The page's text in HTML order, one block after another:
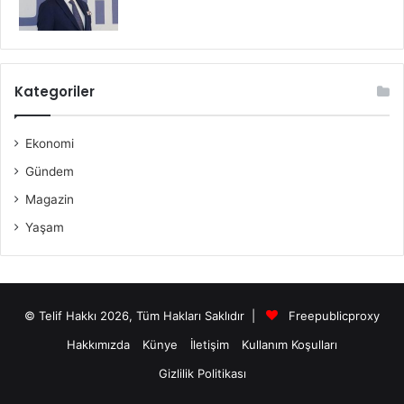
Kategoriler
Ekonomi
Gündem
Magazin
Yaşam
© Telif Hakkı 2026, Tüm Hakları Saklıdır |
Freepublicproxy
Hakkımızda
Künye İletişim
Kullanım Koşulları
Gizlilik Politikası